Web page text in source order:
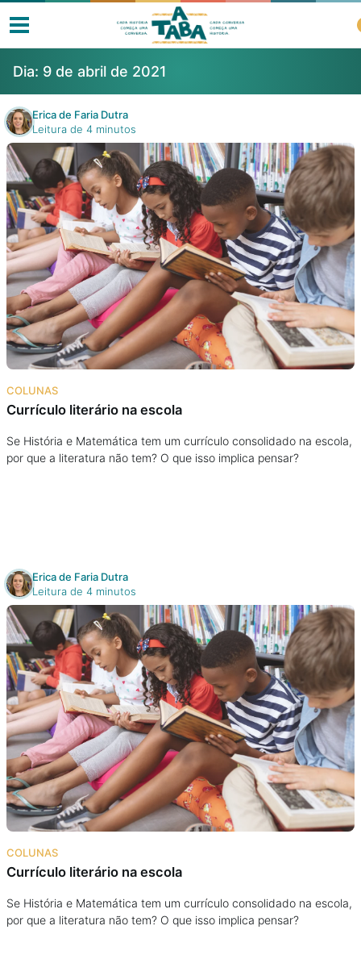
Livros
Resenhas
Clube de Leitores
Listas
Como ler?
Na escola
Na família
Colunas
Cursos On line
E-Books
Eventos
Podcast
Assine
Taba na Escola
Dia: 9 de abril de 2021
Erica de Faria Dutra
Leitura de 4 minutos
COLUNAS
Currículo literário na escola
Se História e Matemática tem um currículo consolidado na escola,
por que a literatura não tem? O que isso implica pensar?
Erica de Faria Dutra
Leitura de 4 minutos
COLUNAS
Currículo literário na escola
Se História e Matemática tem um currículo consolidado na escola,
por que a literatura não tem? O que isso implica pensar?